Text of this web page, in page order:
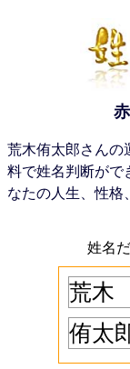
荒木侑太郎さんの
料で姓名判断がで
なたの人生、性格
姓名